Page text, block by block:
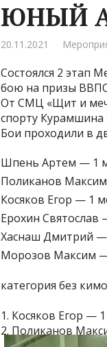
ЮНЫЙ
20.11.2021
Состоялся 2 этап
бою на призы
От СМЦ «Щит и
спорту
Бои проходили в
Шпень Артем — 1
Поликанов
Косяков Егор — 1
Ерохин Святослав
Хаснаш Дмитрий —
Морозов Максим
категория без
1. Косяков Егор —
2. Поликанов